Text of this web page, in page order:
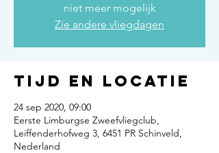
niet meer mogelijk
Zie andere vliegdagen
Tijd en locatie
24 sep 2020, 09:00
Eerste Limburgse Zweefvliegclub,
Leiffenderhofweg 3, 6451 PR Schinveld,
Nederland